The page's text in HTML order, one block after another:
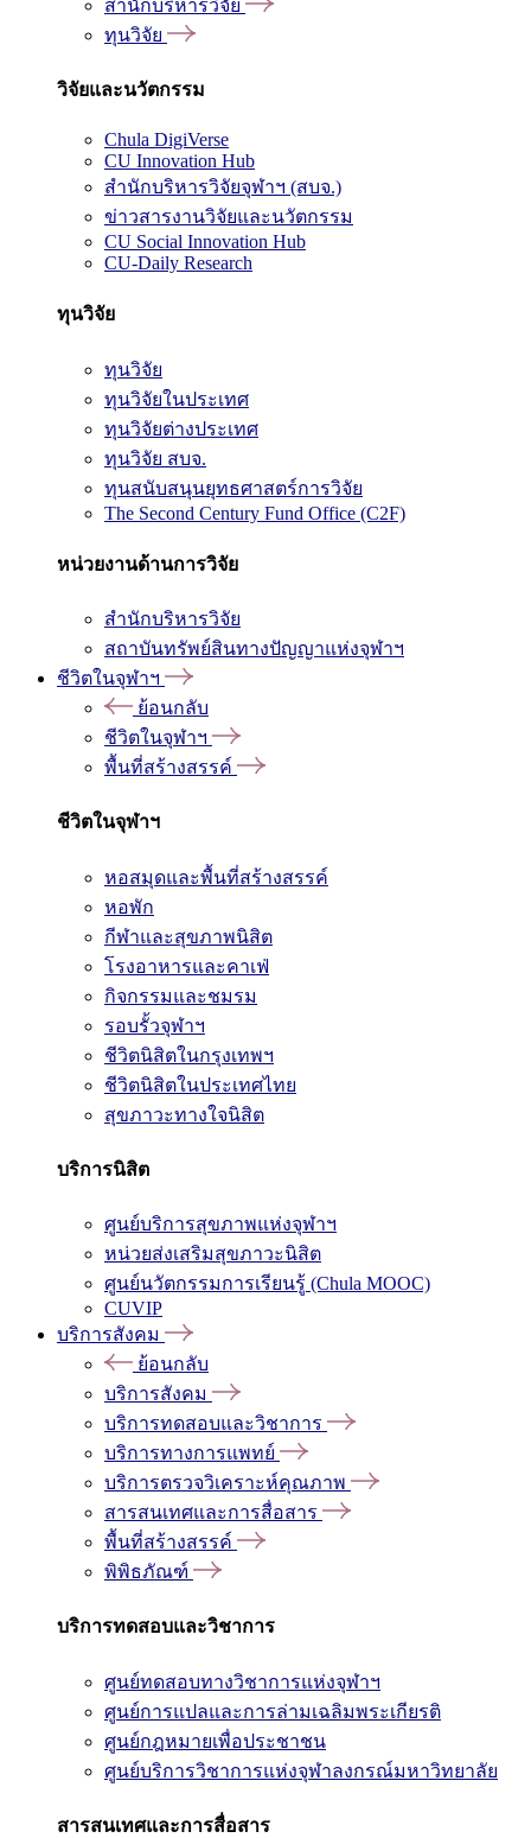
สำนักบริหารวิจัย
ทุนวิจัย
วิจัยและนวัตกรรม
Chula DigiVerse
CU Innovation Hub
สำนักบริหารวิจัยจุฬาฯ (สบจ.)
ข่าวสารงานวิจัยและนวัตกรรม
CU Social Innovation Hub
CU-Daily Research
ทุนวิจัย
ทุนวิจัย
ทุนวิจัยในประเทศ
ทุนวิจัยต่างประเทศ
ทุนวิจัย สบจ.
ทุนสนับสนุนยุทธศาสตร์การวิจัย
The Second Century Fund Office (C2F)
หน่วยงานด้านการวิจัย
สำนักบริหารวิจัย
สถาบันทรัพย์สินทางปัญญาแห่งจุฬาฯ
ชีวิตในจุฬาฯ
ย้อนกลับ
ชีวิตในจุฬาฯ
พื้นที่สร้างสรรค์
ชีวิตในจุฬาฯ
หอสมุดและพื้นที่สร้างสรรค์
หอพัก
กีฬาและสุขภาพนิสิต
โรงอาหารและคาเฟ่
กิจกรรมและชมรม
รอบรั้วจุฬาฯ
ชีวิตนิสิตในกรุงเทพฯ
ชีวิตนิสิตในประเทศไทย
สุขภาวะทางใจนิสิต
บริการนิสิต
ศูนย์บริการสุขภาพแห่งจุฬาฯ
หน่วยส่งเสริมสุขภาวะนิสิต
ศูนย์นวัตกรรมการเรียนรู้ (Chula MOOC)
CUVIP
บริการสังคม
ย้อนกลับ
บริการสังคม
บริการทดสอบและวิชาการ
บริการทางการแพทย์
บริการตรวจวิเคราะห์คุณภาพ
สารสนเทศและการสื่อสาร
พื้นที่สร้างสรรค์
พิพิธภัณฑ์
บริการทดสอบและวิชาการ
ศูนย์ทดสอบทางวิชาการแห่งจุฬาฯ
ศูนย์การแปลและการล่ามเฉลิมพระเกียรติ
ศูนย์กฎหมายเพื่อประชาชน
ศูนย์บริการวิชาการแห่งจุฬาลงกรณ์มหาวิทยาลัย
สารสนเทศและการสื่อสาร